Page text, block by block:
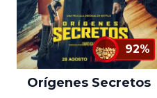
92%
Orígenes Secretos